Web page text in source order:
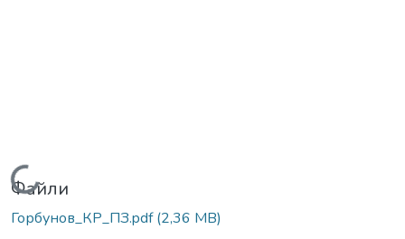
Вантажиться...
Файли
Горбунов_КР_ПЗ.pdf(2,36 MB)